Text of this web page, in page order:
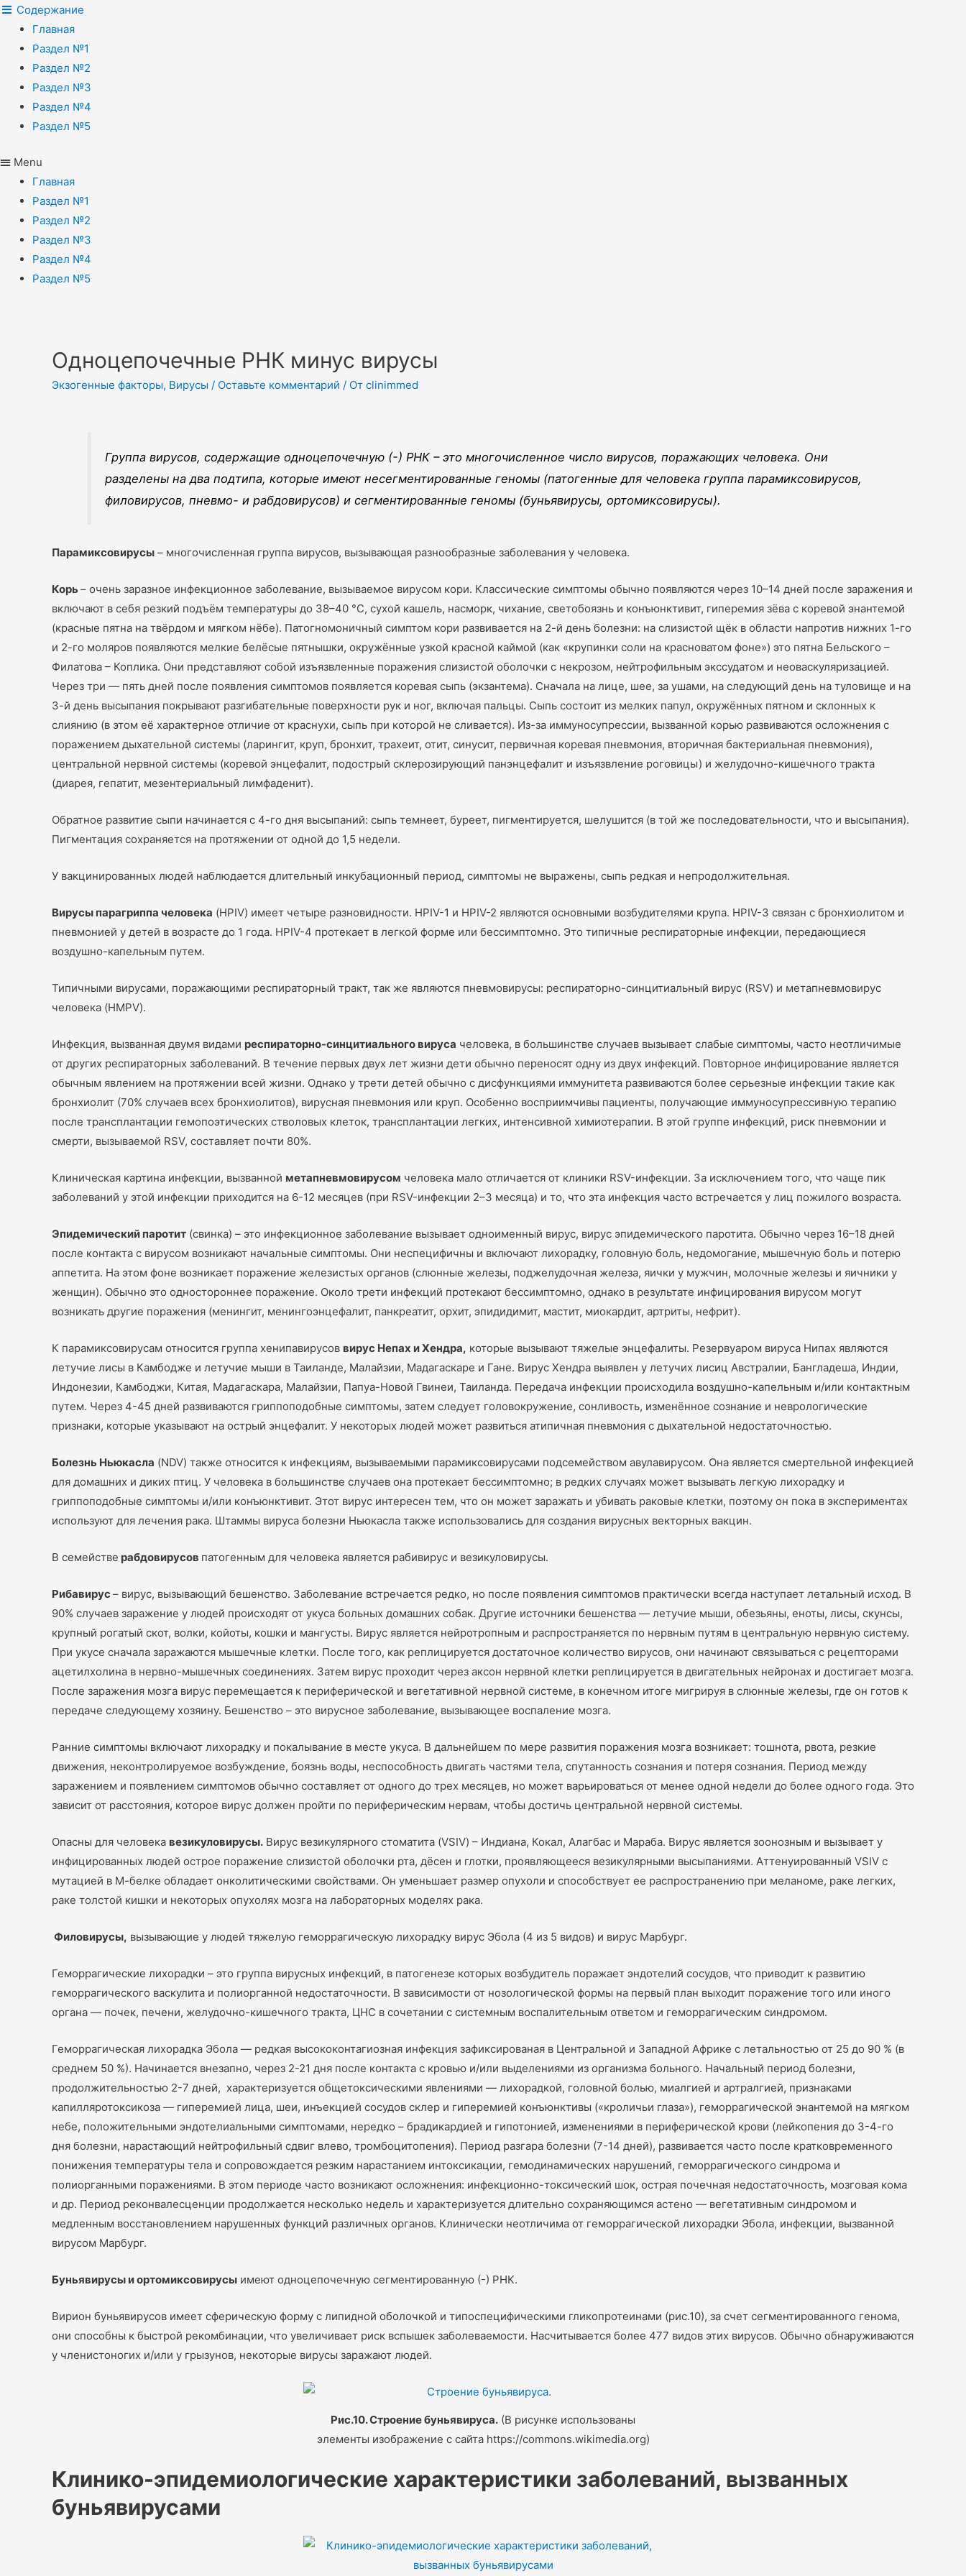
Содержание
Главная
Раздел №1
Раздел №2
Раздел №3
Раздел №4
Раздел №5
Menu
Главная
Раздел №1
Раздел №2
Раздел №3
Раздел №4
Раздел №5
Одноцепочечные РНК минус вирусы
Экзогенные факторы, Вирусы / Оставьте комментарий / От clinimmed
Группа вирусов, содержащие одноцепочечную (-) РНК – это многочисленное число вирусов, поражающих человека. Они
разделены на два подтипа, которые имеют несегментированные геномы (патогенные для человека группа парамиксовирусов,
филовирусов, пневмо- и рабдовирусов) и сегментированные геномы (буньявирусы, ортомиксовирусы).
Парамиксовирусы – многочисленная группа вирусов, вызывающая разнообразные заболевания у человека.
Корь– очень заразное инфекционное заболевание, вызываемое вирусом кори. Классические симптомы обычно появляются через 10–14 дней после заражения и
включают в себя резкий подъём температуры до 38–40 °C, сухой кашель, насморк, чихание, светобоязнь и конъюнктивит, гиперемия зёва с коревой энантемой
(красные пятна на твёрдом и мягком нёбе). Патогномоничный симптом кори развивается на 2-й день болезни: на слизистой щёк в области напротив нижних 1-го
и 2-го моляров появляются мелкие белёсые пятнышки, окружённые узкой красной каймой (как «крупинки соли на красноватом фоне») это пятна Бельского –
Филатова – Коплика. Они представляют собой изъязвленные поражения слизистой оболочки с некрозом, нейтрофильным экссудатом и неоваскуляризацией.
Через три — пять дней после появления симптомов появляется коревая сыпь (экзантема). Сначала на лице, шее, за ушами, на следующий день на туловище и на
3-й день высыпания покрывают разгибательные поверхности рук и ног, включая пальцы. Сыпь состоит из мелких папул, окружённых пятном и склонных к
слиянию (в этом её характерное отличие от краснухи, сыпь при которой не сливается). Из-за иммуносупрессии, вызванной корью развиваются осложнения с
поражением дыхательной системы (ларингит, круп, бронхит, трахеит, отит, синусит, первичная коревая пневмония, вторичная бактериальная пневмония),
центральной нервной системы (коревой энцефалит, подострый склерозирующий панэнцефалит и изъязвление роговицы) и желудочно-кишечного тракта
(диарея, гепатит, мезентериальный лимфаденит).
Обратное развитие сыпи начинается с 4-го дня высыпаний: сыпь темнеет, буреет, пигментируется, шелушится (в той же последовательности, что и высыпания).
Пигментация сохраняется на протяжении от одной до 1,5 недели.
У вакцинированных людей наблюдается длительный инкубационный период, симптомы не выражены, сыпь редкая и непродолжительная.
Вирусы парагриппа человека (HPIV) имеет четыре разновидности. HPIV-1 и HPIV-2 являются основными возбудителями крупа. HPIV-3 связан с бронхиолитом и
пневмонией у детей в возрасте до 1 года. HPIV-4 протекает в легкой форме или бессимптомно. Это типичные респираторные инфекции, передающиеся
воздушно-капельным путем.
Типичными вирусами, поражающими респираторный тракт, так же являются пневмовирусы: респираторно-синцитиальный вирус (RSV) и метапневмовирус
человека (HMPV).
Инфекция, вызванная двумя видами респираторно-синцитиального вируса человека, в большинстве случаев вызывает слабые симптомы, часто неотличимые
от других респираторных заболеваний. В течение первых двух лет жизни дети обычно переносят одну из двух инфекций. Повторное инфицирование является
обычным явлением на протяжении всей жизни. Однако у трети детей обычно с дисфункциями иммунитета развиваются более серьезные инфекции такие как
бронхиолит (70% случаев всех бронхиолитов), вирусная пневмония или круп. Особенно восприимчивы пациенты, получающие иммуносупрессивную терапию
после трансплантации гемопоэтических стволовых клеток, трансплантации легких, интенсивной химиотерапии. В этой группе инфекций, риск пневмонии и
смерти, вызываемой RSV, составляет почти 80%.
Клиническая картина инфекции, вызванной метапневмовирусом человека мало отличается от клиники RSV-инфекции. За исключением того, что чаще пик
заболеваний у этой инфекции приходится на 6-12 месяцев (при RSV-инфекции 2–3 месяца) и то, что эта инфекция часто встречается у лиц пожилого возраста.
Эпидемический паротит (свинка) – это инфекционное заболевание вызывает одноименный вирус, вирус эпидемического паротита. Обычно через 16–18 дней
после контакта с вирусом возникают начальные симптомы. Они неспецифичны и включают лихорадку, головную боль, недомогание, мышечную боль и потерю
аппетита. На этом фоне возникает поражение железистых органов (слюнные железы, поджелудочная железа, яички у мужчин, молочные железы и яичники у
женщин). Обычно это одностороннее поражение. Около трети инфекций протекают бессимптомно, однако в результате инфицирования вирусом могут
возникать другие поражения (менингит, менингоэнцефалит, панкреатит, орхит, эпидидимит, мастит, миокардит, артриты, нефрит).
К парамиксовирусам относится группа хенипавирусов вирус Непах и Хендра, которые вызывают тяжелые энцефалиты. Резервуаром вируса Нипах являются
летучие лисы в Камбодже и летучие мыши в Таиланде, Малайзии, Мадагаскаре и Гане. Вирус Хендра выявлен у летучих лисиц Австралии, Бангладеша, Индии,
Индонезии, Камбоджи, Китая, Мадагаскара, Малайзии, Папуа-Новой Гвинеи, Таиланда. Передача инфекции происходила воздушно-капельным и/или контактным
путем. Через 4-45 дней развиваются гриппоподобные симптомы, затем следует головокружение, сонливость, изменённое сознание и неврологические
признаки, которые указывают на острый энцефалит. У некоторых людей может развиться атипичная пневмония с дыхательной недостаточностью.
Болезнь Ньюкасла (NDV) также относится к инфекциям, вызываемыми парамиксовирусами подсемейством авулавирусом. Она является смертельной инфекцией
для домашних и диких птиц. У человека в большинстве случаев она протекает бессимптомно; в редких случаях может вызывать легкую лихорадку и
гриппоподобные симптомы и/или конъюнктивит. Этот вирус интересен тем, что он может заражать и убивать раковые клетки, поэтому он пока в экспериментах
используют для лечения рака. Штаммы вируса болезни Ньюкасла также использовались для создания вирусных векторных вакцин.
В семействе рабдовирусов патогенным для человека является рабивирус и везикуловирусы.
Рибавирус– вирус, вызывающий бешенство. Заболевание встречается редко, но после появления симптомов практически всегда наступает летальный исход. В
90% случаев заражение у людей происходят от укуса больных домашних собак. Другие источники бешенства — летучие мыши, обезьяны, еноты, лисы, скунсы,
крупный рогатый скот, волки, койоты, кошки и мангусты. Вирус является нейротропным и распространяется по нервным путям в центральную нервную систему.
При укусе сначала заражаются мышечные клетки. После того, как реплицируется достаточное количество вирусов, они начинают связываться с рецепторами
ацетилхолина в нервно-мышечных соединениях. Затем вирус проходит через аксон нервной клетки реплицируется в двигательных нейронах и достигает мозга.
После заражения мозга вирус перемещается к периферической и вегетативной нервной системе, в конечном итоге мигрируя в слюнные железы, где он готов к
передаче следующему хозяину. Бешенство – это вирусное заболевание, вызывающее воспаление мозга.
Ранние симптомы включают лихорадку и покалывание в месте укуса. В дальнейшем по мере развития поражения мозга возникает: тошнота, рвота, резкие
движения, неконтролируемое возбуждение, боязнь воды, неспособность двигать частями тела, спутанность сознания и потеря сознания. Период между
заражением и появлением симптомов обычно составляет от одного до трех месяцев, но может варьироваться от менее одной недели до более одного года. Это
зависит от расстояния, которое вирус должен пройти по периферическим нервам, чтобы достичь центральной нервной системы.
Опасны для человека везикуловирусы. Вирус везикулярного стоматита (VSIV) – Индиана, Кокал, Алагбас и Мараба. Вирус является зоонозным и вызывает у
инфицированных людей острое поражение слизистой оболочки рта, дёсен и глотки, проявляющееся везикулярными высыпаниями. Аттенуированный VSIV с
мутацией в М-белке обладает онколитическими свойствами. Он уменьшает размер опухоли и способствует ее распространению при меланоме, раке легких,
раке толстой кишки и некоторых опухолях мозга на лабораторных моделях рака.
Филовирусы, вызывающие у людей тяжелую геморрагическую лихорадку вирус Эбола (4 из 5 видов) и вирус Марбург.
Геморрагические лихорадки – это группа вирусных инфекций, в патогенезе которых возбудитель поражает эндотелий сосудов, что приводит к развитию
геморрагического васкулита и полиорганной недостаточности. В зависимости от нозологической формы на первый план выходит поражение того или иного
органа — почек, печени, желудочно-кишечного тракта, ЦНС в сочетании с системным воспалительным ответом и геморрагическим синдромом.
Геморрагическая лихорадка Эбола — редкая высококонтагиозная инфекция зафиксированая в Центральной и Западной Африке с летальностью от 25 до 90 % (в
среднем 50 %). Начинается внезапно, через 2-21 дня после контакта с кровью и/или выделениями из организма больного. Начальный период болезни,
продолжительностью 2-7 дней, характеризуется общетоксическими явлениями — лихорадкой, головной болью, миалгией и артралгией, признаками
капилляротоксикоза — гиперемией лица, шеи, инъекцией сосудов склер и гиперемией конъюнктивы («кроличьи глаза»), геморрагической энантемой на мягком
небе, положительными эндотелиальными симптомами, нередко – брадикардией и гипотонией, изменениями в периферической крови (лейкопения до 3-4-го
дня болезни, нарастающий нейтрофильный сдвиг влево, тромбоцитопения). Период разгара болезни (7-14 дней), развивается часто после кратковременного
понижения температуры тела и сопровождается резким нарастанием интоксикации, гемодинамических нарушений, геморрагического синдрома и
полиорганными поражениями. В этом периоде часто возникают осложнения: инфекционно-токсический шок, острая почечная недостаточность, мозговая кома
и др. Период реконвалесценции продолжается несколько недель и характеризуется длительно сохраняющимся астено — вегетативным синдромом и
медленным восстановлением нарушенных функций различных органов. Клинически неотличима от геморрагической лихорадки Эбола, инфекции, вызванной
вирусом Марбург.
Буньявирусы и ортомиксовирусы имеют одноцепочечную сегментированную (-) РНК.
Вирион буньявирусов имеет сферическую форму с липидной оболочкой и типоспецифическими гликопротеинами (рис.10), за счет сегментированного генома,
они способны к быстрой рекомбинации, что увеличивает риск вспышек заболеваемости. Насчитывается более 477 видов этих вирусов. Обычно обнаруживаются
у членистоногих и/или у грызунов, некоторые вирусы заражают людей.
Рис.10. Строение буньявируса. (В рисунке использованы
элементы изображение c сайта https://commons.wikimedia.org)
Клинико-эпидемиологические характеристики заболеваний, вызванных
буньявирусами